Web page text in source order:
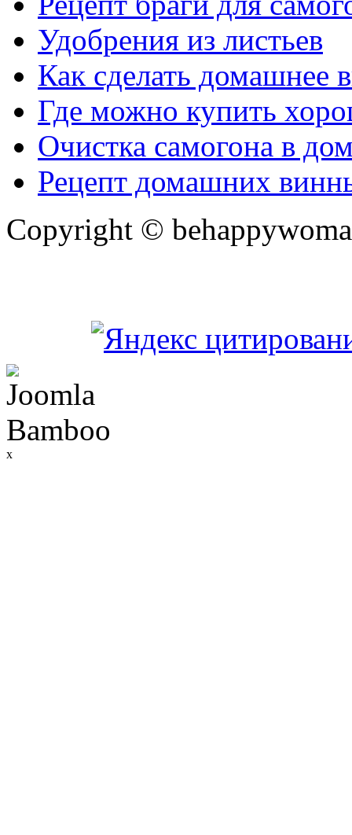
Удобрения из листьев
Как сделать домашнее
Где можно купить
Очистка самогона в
Рецепт домашних
Copyright ©
x